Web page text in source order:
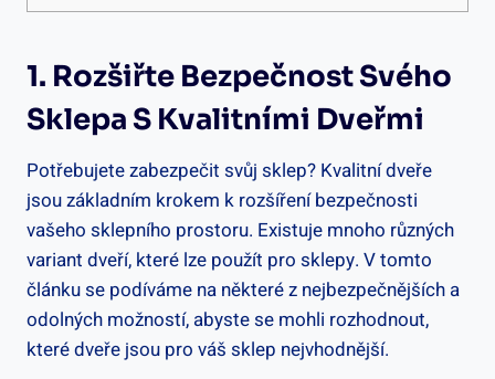
1. Rozšiřte Bezpečnost Svého
Sklepa S Kvalitními Dveřmi
Potřebujete zabezpečit svůj sklep? Kvalitní dveře
jsou základním krokem k rozšíření bezpečnosti
vašeho sklepního prostoru. Existuje mnoho různých
variant dveří, které lze použít pro sklepy. V tomto
článku se podíváme na některé z nejbezpečnějších a
odolných možností, abyste se mohli rozhodnout,
které dveře jsou pro váš sklep nejvhodnější.